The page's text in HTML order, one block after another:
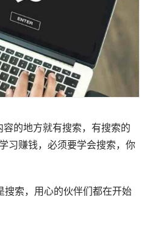
容的地方就有搜索，有搜索的
习赚钱，必须要学会搜索，你
搜索，用心的伙伴们都在开始